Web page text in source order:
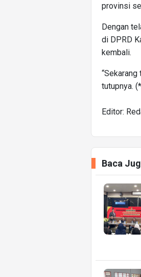
provinsi
Dengan
di DPRD
kembali.
tutupnya.
Editor:
Baca